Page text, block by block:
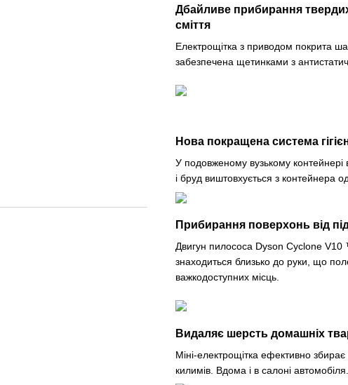
Дбайливе прибирання
сміття
Електрощітка з приводом покрита
забезпечена щетинками з
Нова покращена система
У подовженому вузькому
і бруд виштовхується з контейнера
Прибирання поверхонь від
Двигун пилососа Dyson Cyclone
знаходиться близько до руки, що
важкодоступних місць.
Видаляє шерсть домашніх
Міні-електрощітка ефективно
килимів. Вдома і в салоні автомобіля.